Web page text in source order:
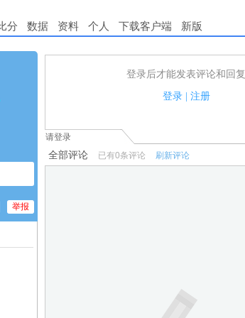
分 数据 资料 个人 下载客户端 新版
举报
登录后才能发表评论和回复
登录| 注册
1.电脑端新用户可以发表评论了！
请登录
全部评论 已有0条评论 刷新评论